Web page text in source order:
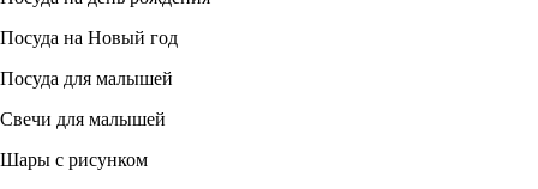
Посуда на Новый год
Посуда для малышей
Свечи для малышей
Шары с рисунком